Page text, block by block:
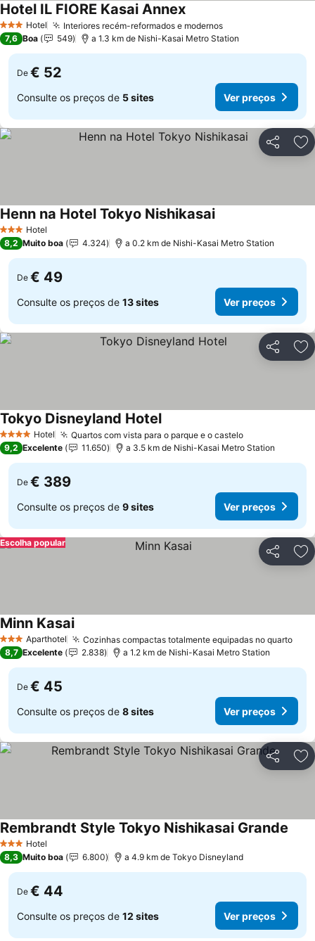
3 EstrelasHotel Interiores recém-reformados e modernosVer preços
Hotel IL FIORE Kasai AnnexVer preços
7,6 Boa 549 a 1.3 km de Nishi-Kasai Metro Station
De € 52
Consulte os preços de 5 sites Ver preços
Partilhar
3 EstrelasHotel
Henn na Hotel Tokyo NishikasaiVer preços
8,2 Muito boa 4.324 a 0.2 km de Nishi-Kasai Metro Station
De € 49
Consulte os preços de 13 sites Ver preços
Partilhar
4 EstrelasHotel Quartos com vista para o parque e o casteloVer preços
Tokyo Disneyland HotelVer preços
9,2 Excelente 11.650 a 3.5 km de Nishi-Kasai Metro Station
De € 389
Consulte os preços de 9 sites Ver preços
Partilhar
Escolha popular
3 EstrelasAparthotel Cozinhas compactas totalmente equipadas no quartoVer
Minn KasaiVer preços
8,7 Excelente 2.838 a 1.2 km de Nishi-Kasai Metro Station
De € 45
Consulte os preços de 8 sites Ver preços
Partilhar
3 EstrelasHotel
Rembrandt Style Tokyo Nishikasai Grande
8,3 Muito boa 6.800 a 4.9 km de Tokyo Disneyland
De € 44
Consulte os preços de 12 sites Ver preços